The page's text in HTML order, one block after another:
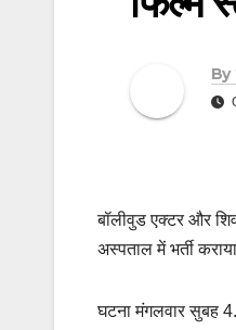
By
बॉलीवुड एक्टर और
अस्पताल में भर्ती
घटना मंगलवार सुबह